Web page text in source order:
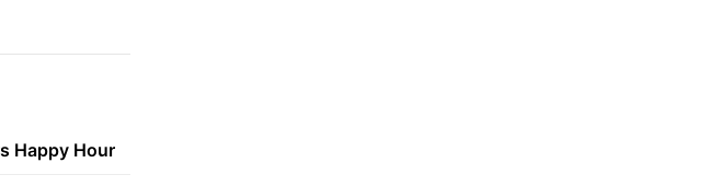
Happy Hour